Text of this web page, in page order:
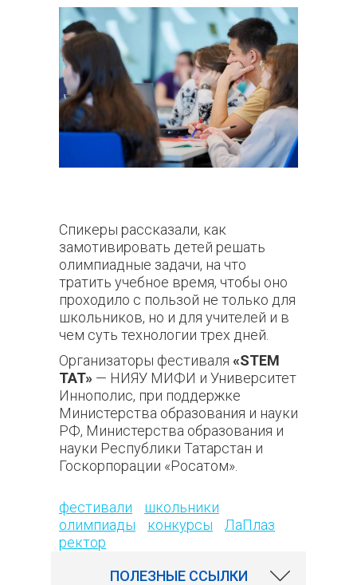
Спикеры рассказали, как
замотивировать детей решать
олимпиадные задачи, на что
тратить учебное время, чтобы оно
проходило с пользой не только для
школьников, но и для учителей и в
чем суть технологии трех дней.
Организаторы фестиваля «STEM
TAT» — НИЯУ МИФИ и Университет
Иннополис, при поддержке
Министерства образования и науки
РФ, Министерства образования и
науки Республики Татарстан и
Госкорпорации «Росатом».
фестивали
школьники
олимпиады
конкурсы
ЛаПлаз
ректор
ПОЛЕЗНЫЕ ССЫЛКИ